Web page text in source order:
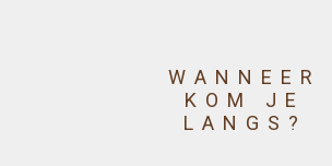
WANNEER
KOM JE
LANGS?